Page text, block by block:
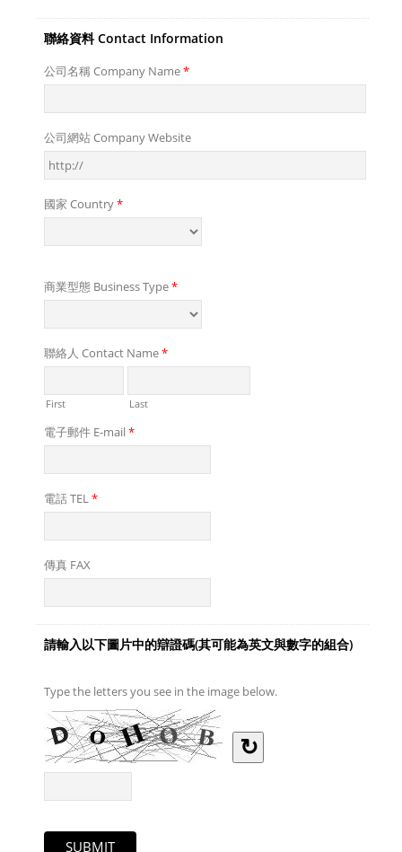
聯絡資料 Contact Information
公司名稱 Company Name*
公司網站 Company Website
國家 Country*
商業型態 Business Type*
聯絡人 Contact Name*
First Last
電子郵件 E-mail*
電話 TEL*
傳真 FAX
請輸入以下圖片中的辯證碼(其可能為英文與數字的組合)
Type the letters you see in the image below.
↻